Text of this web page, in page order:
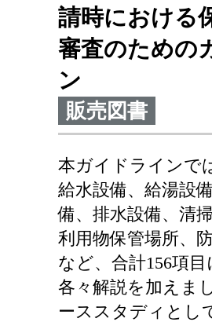
請時における
審査のための
ン
販売図書
本ガイドラインで
給水設備、給湯設
備、排水設備、清
利用物保管場所、
など、合計156項目
各々解説を加えま
ーススタディとし